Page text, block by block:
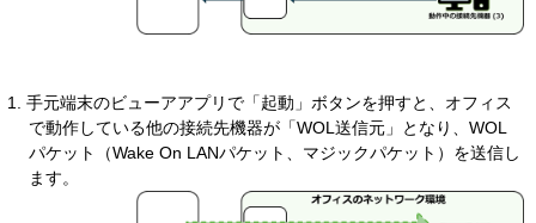
1. 手元端末のビューアアプリで「起動」ボタンを押すと、オフィス
で動作している他の接続先機器が「WOL送信元」となり、WOL
パケット（Wake On LANパケット、マジックパケット）を送信し
ます。